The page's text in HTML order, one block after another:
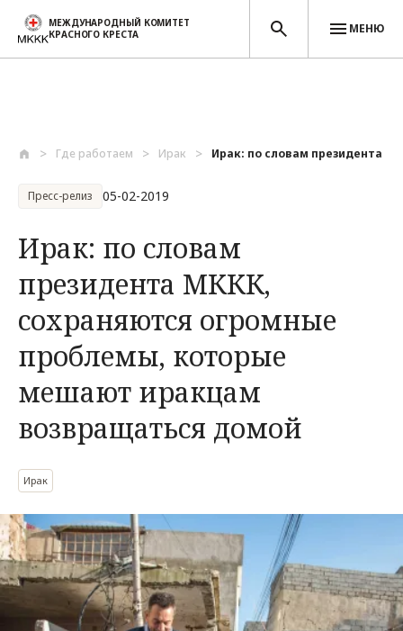
МЕЖДУНАРОДНЫЙ КОМИТЕТ
КРАСНОГО КРЕСТА
МЕНЮ
Где работаем Ирак Ирак: по словам президента
Пресс-релиз 05-02-2019
Ирак: по словам
президента МККК,
сохраняются огромные
проблемы, которые
мешают иракцам
возвращаться домой
Ирак